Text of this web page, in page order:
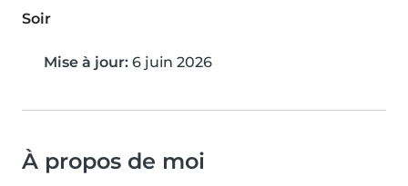
Soir
Mise à jour: 6 juin 2026
À propos de moi